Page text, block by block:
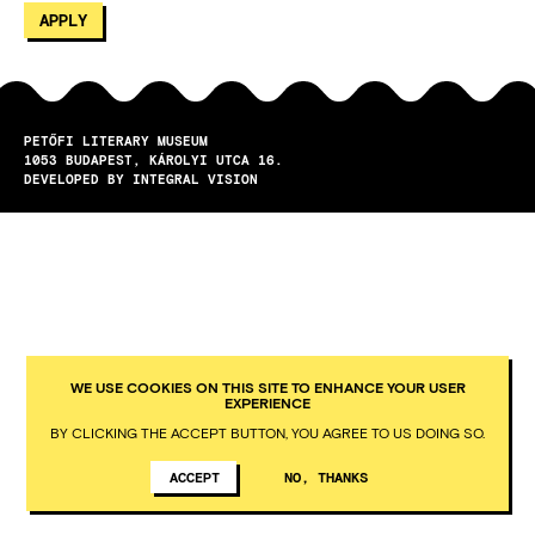
PETŐFI LITERARY MUSEUM
1053
BUDAPEST
KÁROLYI UTCA 16.
DEVELOPED BY INTEGRAL VISION
WE USE COOKIES ON THIS SITE TO ENHANCE YOUR USER
EXPERIENCE
BY CLICKING THE ACCEPT BUTTON, YOU AGREE TO US DOING SO.
ACCEPT NO, THANKS